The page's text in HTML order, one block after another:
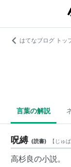
はてなブログ トッ
言葉の解説
呪縛 (読書) 【 じゅば
高杉良の小説。